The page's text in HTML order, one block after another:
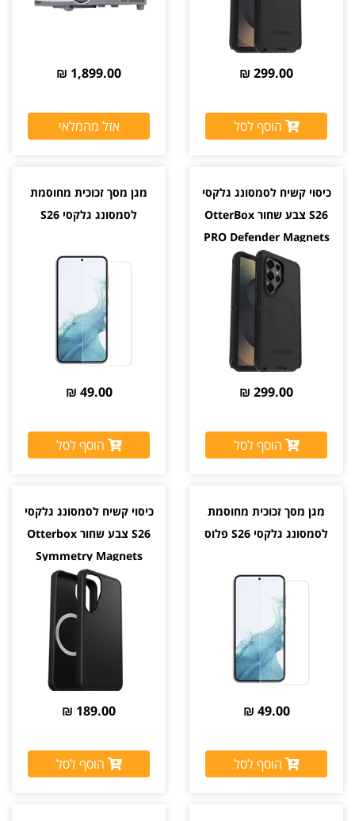
299.00 ₪
הוסף לסל
1,899.00 ₪
אזל מהמלאי
כיסוי קשיח לסמסונג גלקסי
S26 צבע שחור OtterBox
PRO Defender Magnets
יבואן רשמי
299.00 ₪
הוסף לסל
מגן מסך זכוכית מחוסמת
לסמסונג גלקסי S26
49.00 ₪
הוסף לסל
מגן מסך זכוכית מחוסמת
לסמסונג גלקסי S26 פלוס
49.00 ₪
הוסף לסל
כיסוי קשיח לסמסונג גלקסי
S26 צבע שחור Otterbox
Symmetry Magnets
יבואן רשמי
189.00 ₪
הוסף לסל